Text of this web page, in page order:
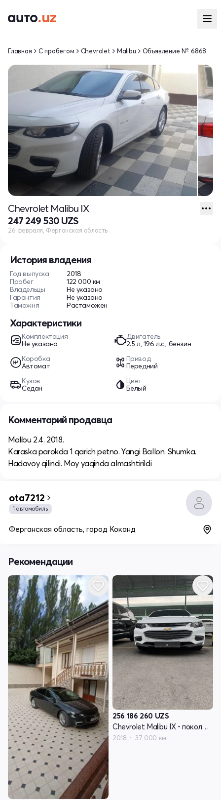
История владения
Год выпуска
2018
Пробег
122 000 км
Владельцы
Не указано
Гарантия
Не указано
Таможня
Растаможен
Характеристики
Комплектация
Не указано
Двигатель
2.5 л, 196 л.с., бензин
Коробка
Автомат
Привод
Передний
Кузов
Седан
Цвет
Белый
Главная С пробегом Chevrolet Malibu Объявление № 6868
Chevrolet Malibu IX
247 249 530 UZS
26 февраля, Ферганская область
Комментарий продавца
Malibu 2.4. 2018.
Karaska parokda 1 qarich petno. Yangi Ballon. Shumka.
Hadavoy qilindi. Moy yaqinda almashtirildi
ota7212
1 автомобиль
Ферганская область, город Коканд
Рекомендации
256 186 260 UZS
Chevrolet Malibu IX - поколение
2018 37 000 км